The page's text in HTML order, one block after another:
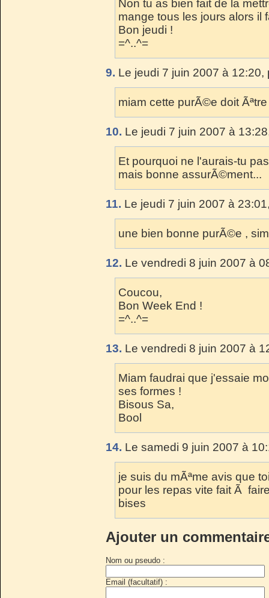
Non tu as bien fait de la
mange tous les jours alors il
Bon jeudi !
=^..^=
9. Le jeudi 7 juin 2007 à
miam cette purÃ©e doit
10. Le jeudi 7 juin 2007 à
Et pourquoi ne l'aurais-tu
mais bonne assurÃ©ment...
11. Le jeudi 7 juin 2007 à
une bien bonne purÃ©e ,
12. Le vendredi 8 juin 2007 à
Coucou,
Bon Week End !
=^..^=
13. Le vendredi 8 juin 2007 à
Miam faudrai que j'essaie
ses formes !
Bisous Sa,
Bool
14. Le samedi 9 juin 2007 à
je suis du mÃªme avis que
pour les repas vite fait Ã
bises
Ajouter un
Nom ou pseudo :
Email (facultatif) :